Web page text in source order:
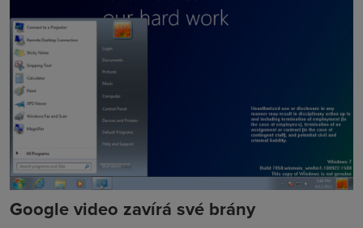
Google video zavírá své brány